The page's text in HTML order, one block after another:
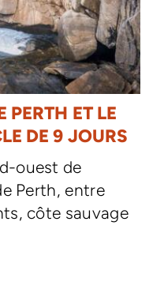
PERTH ET LE
DE 9 JOURS
ouest de
Perth, entre
côte sauvage